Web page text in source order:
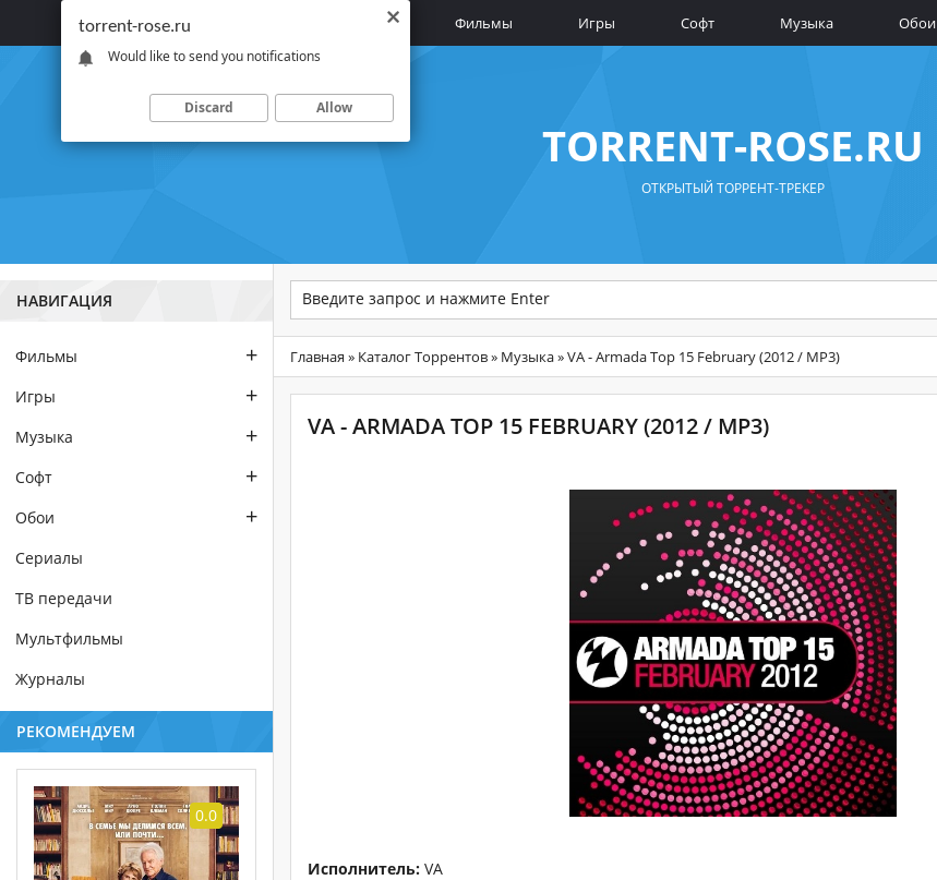
Главная Фильмы Игры Софт Музыка Обои
TORRENT-ROSE.RU
ОТКРЫТЫЙ ТОРРЕНТ-ТРЕКЕР
НАВИГАЦИЯ
Фильмы +
Игры +
Музыка +
Софт +
Обои +
Сериалы
ТВ передачи
Мультфильмы
Журналы
РЕКОМЕНДУЕМ
0.0
Главная » Каталог Торрентов» Музыка» VA - Armada Top 15 February (2012 / MP3)
VA - ARMADA TOP 15 FEBRUARY (2012 / MP3)
Исполнитель: VA
torrent-rose.ru
Would like to send you notifications
Discard Allow